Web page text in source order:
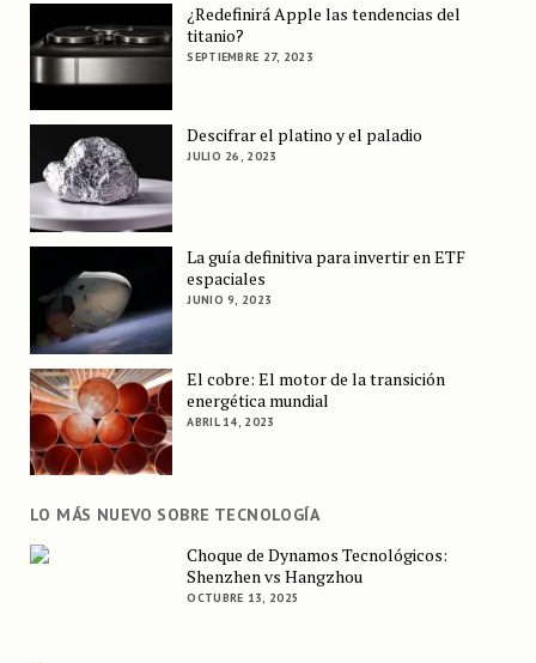
¿Redefinirá Apple las tendencias del
titanio?
SEPTIEMBRE 27, 2023
Descifrar el platino y el paladio
JULIO 26, 2023
La guía definitiva para invertir en ETF
espaciales
JUNIO 9, 2023
El cobre: El motor de la transición
energética mundial
ABRIL 14, 2023
LO MÁS NUEVO SOBRE TECNOLOGÍA
Choque de Dynamos Tecnológicos:
Shenzhen vs Hangzhou
OCTUBRE 13, 2025